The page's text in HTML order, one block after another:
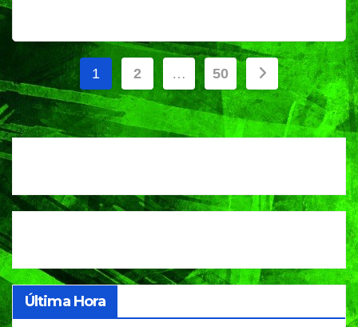
Paginación
de
entradas
1 2 … 50
Última Hora